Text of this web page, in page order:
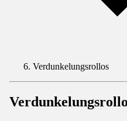
Verdunkelungsrollos